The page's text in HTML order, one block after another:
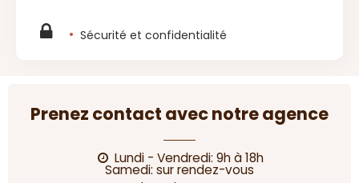
Sécurité et confidentialité
Prenez contact avec notre agence
Lundi - Vendredi: 9h à 18h
Samedi: sur rendez-vous